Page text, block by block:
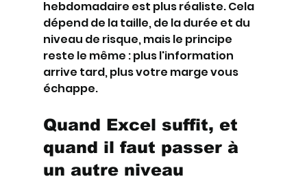
hebdomadaire est plus réaliste. Cela
dépend de la taille, de la durée et du
niveau de risque, mais le principe
reste le même : plus l'information
arrive tard, plus votre marge vous
échappe.
Quand Excel suffit, et
quand il faut passer à
un autre niveau